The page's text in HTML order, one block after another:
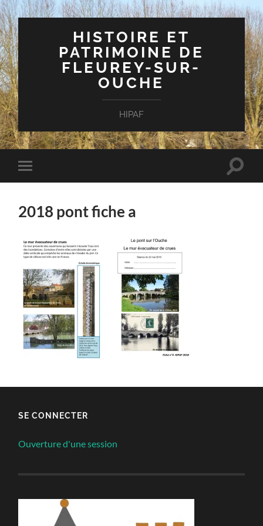
HISTOIRE ET
PATRIMOINE DE
FLEUREY-SUR-
OUCHE
HIPAF
Toggle
mobile
Toggle
2018 pont fiche a
SE CONNECTER
Ouverture d'une session